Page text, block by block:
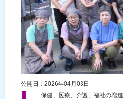
公開日：2026年04月03日
保健、医療、介護、福祉の増進